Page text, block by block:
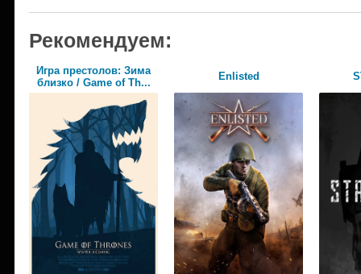
Рекомендуем:
Игра престолов: Зима
близко / Game of Th...
Enlisted